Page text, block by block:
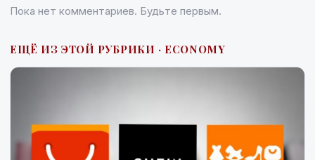
Пока нет комментариев. Будьте первым.
ЕЩЁ ИЗ ЭТОЙ РУБРИКИ · ECONOMY